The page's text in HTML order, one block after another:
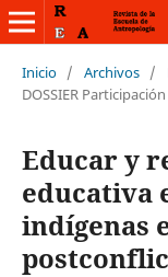
Inicio / Archivos /
DOSSIER
Educar y
educativa
indígenas